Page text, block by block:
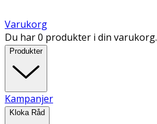
Varukorg
Du har 0 produkter i din varukorg.
Produkter
Kampanjer
Kloka Råd